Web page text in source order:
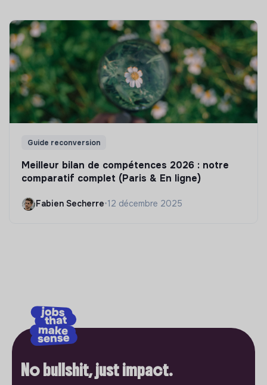
Guide reconversion
Meilleur bilan de compétences 2026 : notre
comparatif complet (Paris & En ligne)
Fabien Secherre•12 décembre 2025
No bullshit, just impact.